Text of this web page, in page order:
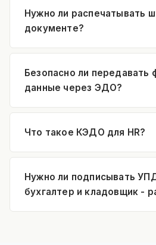
Нужно ли распечатывать
документе?
Безопасно ли передавать
данные через ЭДО?
Что такое КЭДО для HR?
Нужно ли подписывать
бухгалтер и кладовщик -